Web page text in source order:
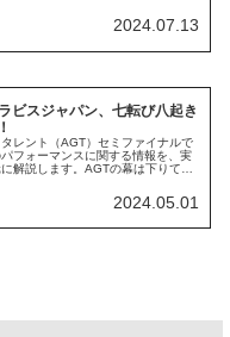
2024.07.13
ビスジャパン、七転び八起き
レント（AGT）セミファイナルで
フォーマンスに関する情報を、実
解説します。AGTの幕は下りて
2024.05.01